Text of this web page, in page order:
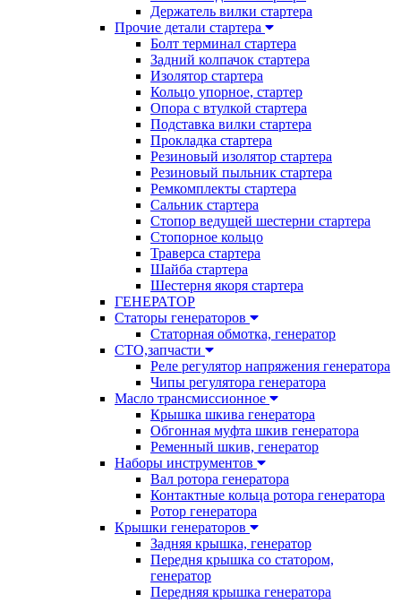
Держатель вилки стартера
Прочие детали стартера
Болт терминал стартера
Задний колпачок стартера
Изолятор стартера
Кольцо упорное, стартер
Опора с втулкой стартера
Подставка вилки стартера
Прокладка стартера
Резиновый изолятор стартера
Резиновый пыльник стартера
Ремкомплекты стартера
Сальник стартера
Стопор ведущей шестерни стартера
Стопорное кольцо
Траверса стартера
Шайба стартера
Шестерня якоря стартера
ГЕНЕРАТОР
Статоры генераторов
Статорная обмотка, генератор
СТО,запчасти
Реле регулятор напряжения генератора
Чипы регулятора генератора
Масло трансмиссионное
Крышка шкива генератора
Обгонная муфта шкив генератора
Ременный шкив, генератор
Наборы инструментов
Вал ротора генератора
Контактные кольца ротора генератора
Ротор генератора
Крышки генераторов
Задняя крышка, генератор
Передня крышка со статором,
генератор
Передняя крышка генератора